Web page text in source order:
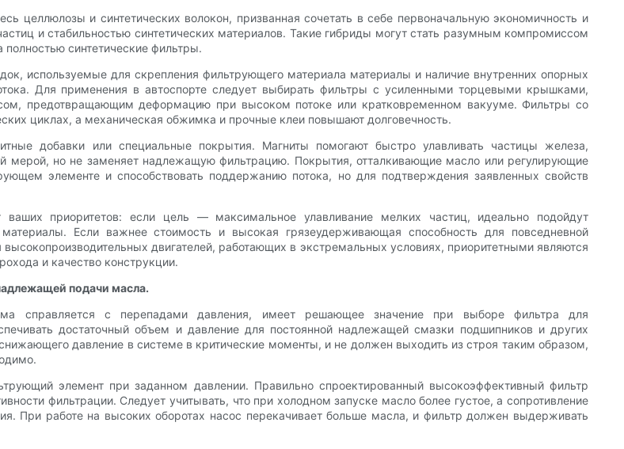
целлюлозы и синтетических волокон, призванная сочетать в себе первоначальную экономичность и
и стабильностью синтетических материалов. Такие гибриды могут стать разумным компромиссом
синтетические фильтры.
используемые для скрепления фильтрующего материала материалы и наличие внутренних опорных
Для применения в автоспорте следует выбирать фильтры с усиленными торцевыми крышками,
предотвращающим деформацию при высоком потоке или кратковременном вакууме. Фильтры со
циклах, а механическая обжимка и прочные клеи повышают долговечность.
добавки или специальные покрытия. Магниты помогают быстро улавливать частицы железа,
мерой, но не заменяет надлежащую фильтрацию. Покрытия, отталкивающие масло или регулирующие
элементе и способствовать поддержанию потока, но для подтверждения заявленных свойств
приоритетов: если цель — максимальное улавливание мелких частиц, идеально подойдут
Если важнее стоимость и высокая грязеудерживающая способность для повседневной
двигателей, работающих в экстремальных условиях, приоритетными являются
и качество конструкции.
подачи масла.
справляется с перепадами давления, имеет решающее значение при выборе фильтра для
достаточный объем и давление для постоянной надлежащей смазки подшипников и других
давление в системе в критические моменты, и не должен выходить из строя таким образом,
элемент при заданном давлении. Правильно спроектированный высокоэффективный фильтр
фильтрации. Следует учитывать, что при холодном запуске масло более густое, а сопротивление
При работе на высоких оборотах насос перекачивает больше масла, и фильтр должен выдерживать